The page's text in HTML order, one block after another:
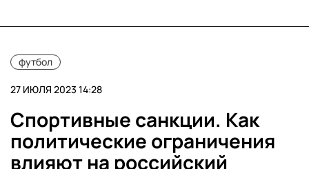
футбол
27 ИЮЛЯ 2023 14:28
Спортивные санкции. Как
политические ограничения
влияют на российский